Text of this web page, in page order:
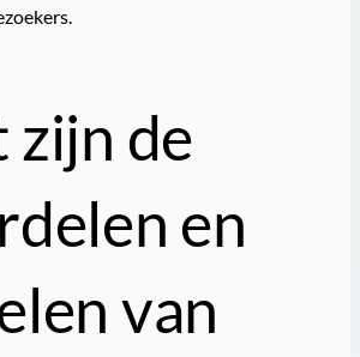
zijn de
en
van